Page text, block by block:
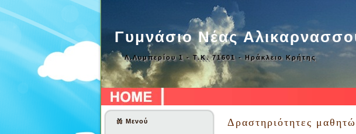
Γυμνάσιο Νέας
Λ.Λυμπερίου 1 - Τ.Κ. 71601 - Ηράκλειο Κρήτης
Μενού Δραστηριότητες